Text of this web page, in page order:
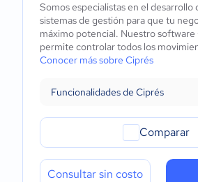
Somos especialistas en el desarrollo
sistemas de gestión para que tu
máximo potencial. Nuestro software
permite controlar todos los
Conocer más sobre Ciprés
Funcionalidades de Ciprés
Comparar
Consultar sin costo